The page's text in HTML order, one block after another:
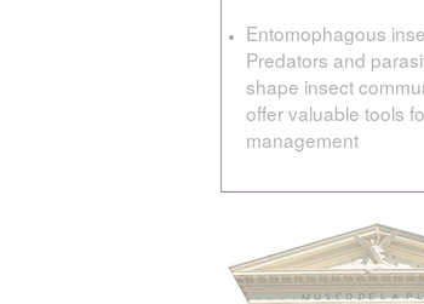
Entomophagous
Predators and
shape insect
offer valuable tools
management